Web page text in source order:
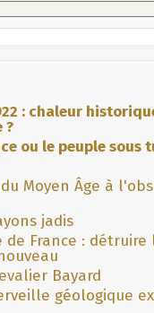
: chaleur
?
ou le peuple sous
Moyen Âge à
jadis
France : détruire
Bayard
géologique